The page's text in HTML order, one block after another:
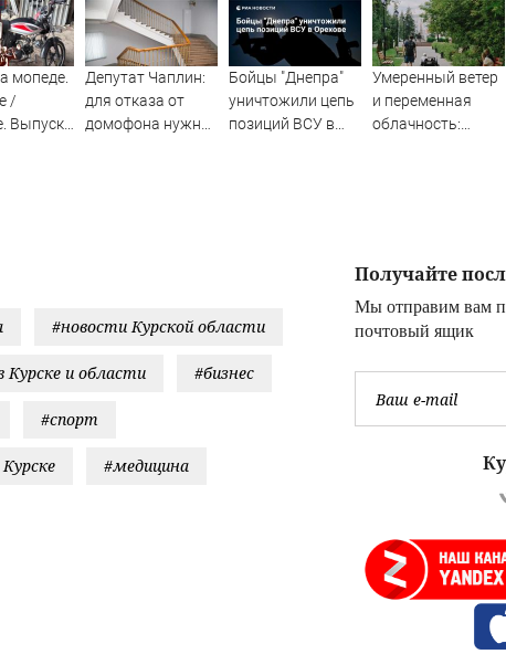
мопеде.
/
Выпуск
Депутат Чаплин:
для отказа от
домофона нужно
Бойцы "Днепра"
уничтожили цепь
позиций ВСУ в
Умеренный ветер
и переменная
облачность:
Получайте
Мы отправим вам
почтовый ящик
#новости Курской области
Курске и области #бизнес
#спорт
#медицина